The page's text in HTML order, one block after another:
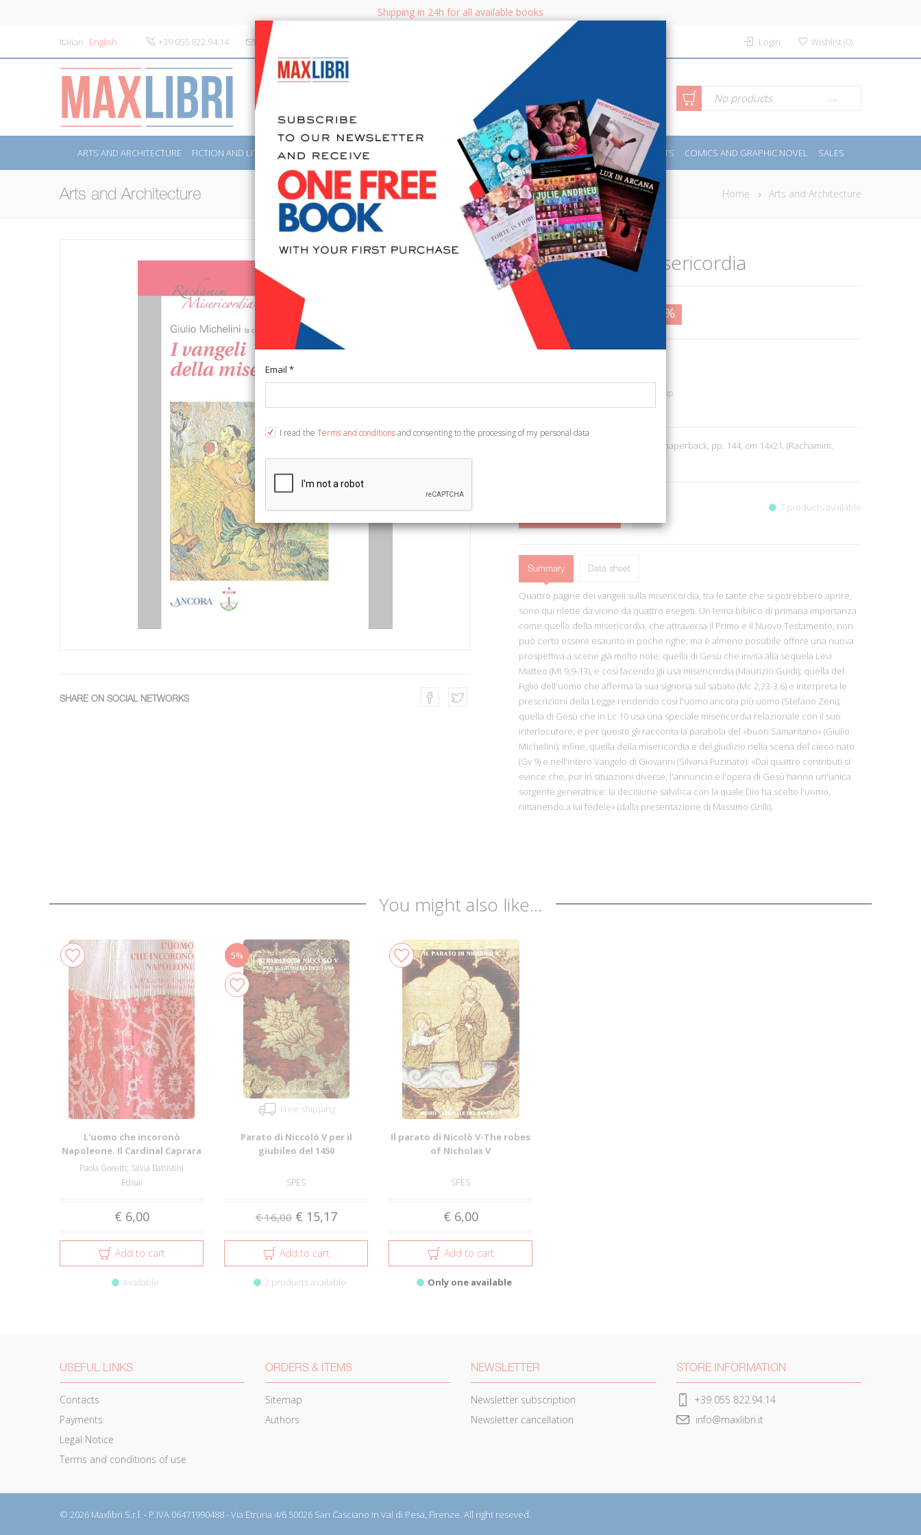
Shipping in 24h for all available books
Italian English +39 055 822.94.14 info@maxlibri.it Login Wishlist(0)
SEARCH Advanced
Search
No products
ARTS AND ARCHITECTURE FICTION AND LITERATURE NON FICTION BOOKS FOR CHILDREN & YOUNG ADULTS MANUALS - GUIDES SPORTS COMICS AND GRAPHIC NOVEL SALES
Arts and Architecture Home Arts and Architecture
SHARE ON SOCIAL NETWORKS
I Vangeli della misericordia
€ 10,00 17%
Other Arts - Craftmanship
Ean13: 9788851415037
Edited by Michelini G. Milano, 2014; paperback, pp. 144, cm 14x21. (Rachamim.
7 products available
Summary Data sheet
Quattro pagine dei vangeli sulla misericordia, tra le tante che si potrebbero aprire,
sono qui rilette da vicino da quattro esegeti. Un tema biblico di primaria importanza
come quello della misericordia, che attraversa il Primo e il Nuovo Testamento, non
può certo essere esaurito in poche righe; ma è almeno possibile offrire una nuova
prospettiva a scene già molto note: quella di Gesù che invita alla sequela Levi
Matteo (Mt 9,9-13), e così facendo gli usa misericordia (Maurizio Guidi); quella del
Figlio dell'uomo che afferma la sua signoria sul sabato (Mc 2,23-3,6) e interpreta le
prescrizioni della Legge rendendo così l'uomo ancora più uomo (Stefano Zeni);
quella di Gesù che in Lc 10 usa una speciale misericordia relazionale con il suo
interlocutore, e per questo gli racconta la parabola del «buon Samaritano» (Giulio
Michelini); infine, quella della misericordia e del giudizio nella scena del cieco nato
(Gv 9) e nell'intero Vangelo di Giovanni (Silvana Fuzinato). «Dai quattro contributi si
evince che, pur in situazioni diverse, l'annuncio e l'opera di Gesù hanno un'unica
sorgente generatrice: la decisione salvifica con la quale Dio ha scelto l'uomo,
rimanendo a lui fedele» (dalla presentazione di Massimo Grilli).
You might also like...
L'uomo che incoronò
Napoleone. Il Cardinal Caprara
e le sue vest...
Paola Goretti; Silvia Battistini
Edisai
€ 6,00
Add to cart
Available
5%
Free shipping
Parato di Niccolò V per il
giubileo del 1450
SPES
€ 16,00 € 15,17
Add to cart
2 products available
Il parato di Nicolò V-The robes
of Nicholas V
SPES
€ 6,00
Add to cart
Only one available
USEFUL LINKS
Contacts
Payments
Legal Notice
Terms and conditions of use
ORDERS & ITEMS
Sitemap
Authors
NEWSLETTER
Newsletter subscription
Newsletter cancellation
STORE INFORMATION
+39 055 822.94.14
info@maxlibri.it
© 2026 Maxlibri S.r.l. - P.IVA 06471990488 - Via Etruria 4/6 50026 San Casciano in Val di Pesa, Firenze. All right reseved.
Email *
I read the Terms and conditionsand consenting to the processing of my personal data